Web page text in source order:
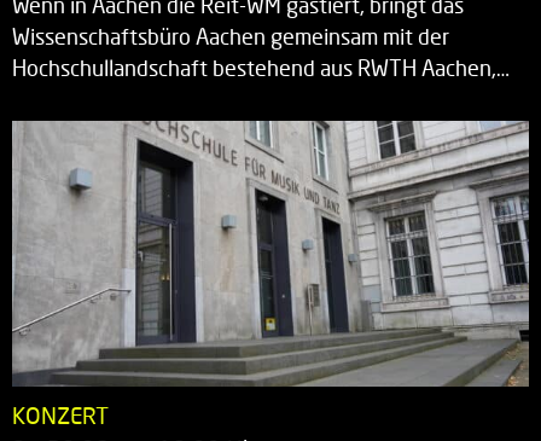
Wenn in Aachen die Reit-WM gastiert, bringt das
Wissenschaftsbüro Aachen gemeinsam mit der
Hochschullandschaft bestehend aus RWTH Aachen,…
KONZERT